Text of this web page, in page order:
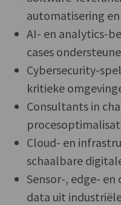
automatisering
AI- en analytics-
cases
Cybersecurity-
kritieke
Consultants in
Cloud- en
schaalbare
Sensor-, edge-
data uit